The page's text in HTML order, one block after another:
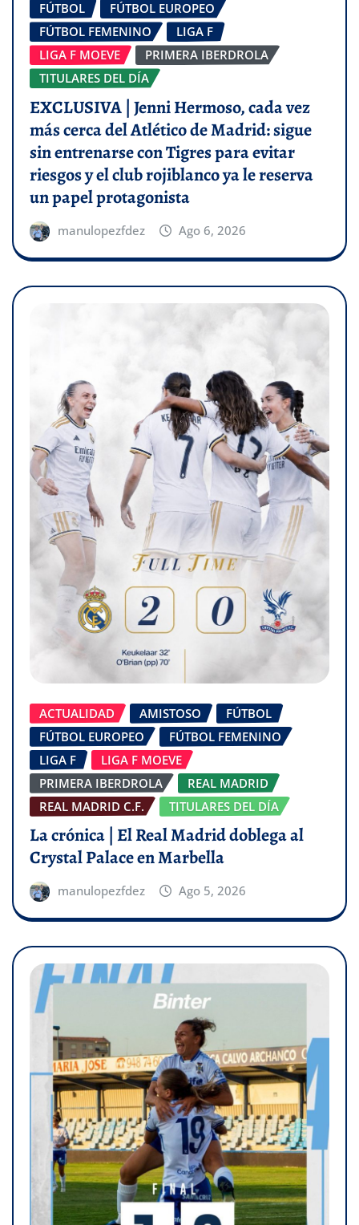
FÚTBOL
FÚTBOL EUROPEO
FÚTBOL FEMENINO
LIGA F
LIGA F MOEVE
PRIMERA IBERDROLA
TITULARES DEL DÍA
EXCLUSIVA | Jenni Hermoso, cada vez
más cerca del Atlético de Madrid: sigue
sin entrenarse con Tigres para evitar
riesgos y el club rojiblanco ya le reserva
un papel protagonista
manulopezfdez Ago 6, 2026
ACTUALIDAD AMISTOSO
FÚTBOL
FÚTBOL EUROPEO
FÚTBOL FEMENINO
LIGA F
LIGA F MOEVE
PRIMERA IBERDROLA
REAL MADRID
REAL MADRID C.F.
TITULARES DEL DÍA
La crónica | El Real Madrid doblega al
Crystal Palace en Marbella
manulopezfdez Ago 5, 2026